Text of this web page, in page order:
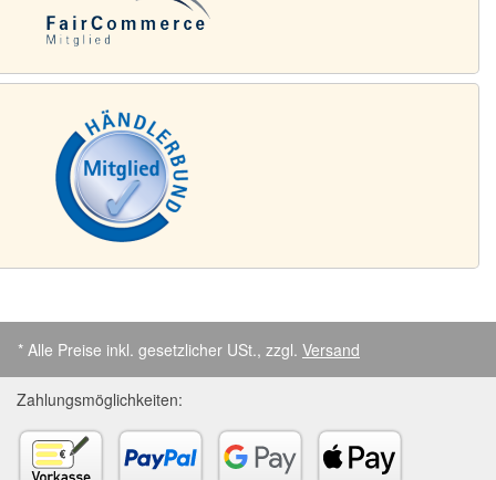
* Alle Preise inkl. gesetzlicher USt., zzgl. Versand
Zahlungsmöglichkeiten: